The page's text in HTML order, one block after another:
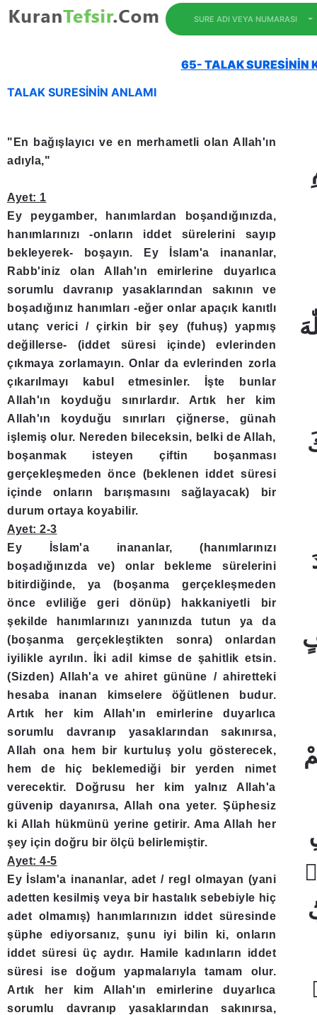
SURE ADI VEYA NUMARASI
65- TALAK SURESİNİN
TALAK SURESİNİN ANLAMI
"En bağışlayıcı ve en merhametli olan Allah'ın
adıyla,"
Ayet: 1
Ey peygamber, hanımlardan boşandığınızda,
hanımlarınızı -onların iddet sürelerini sayıp
bekleyerek- boşayın. Ey İslam'a inananlar,
Rabb'iniz olan Allah'ın emirlerine duyarlıca
sorumlu davranıp yasaklarından sakının ve
boşadığınız hanımları -eğer onlar apaçık kanıtlı
utanç verici / çirkin bir şey (fuhuş) yapmış
değillerse- (iddet süresi içinde) evlerinden
çıkmaya zorlamayın. Onlar da evlerinden zorla
çıkarılmayı kabul etmesinler. İşte bunlar
Allah'ın koyduğu sınırlardır. Artık her kim
Allah'ın koyduğu sınırları çiğnerse, günah
işlemiş olur. Nereden bileceksin, belki de Allah,
boşanmak isteyen çiftin boşanması
gerçekleşmeden önce (beklenen iddet süresi
içinde onların barışmasını sağlayacak) bir
durum ortaya koyabilir.
Ayet: 2-3
Ey İslam'a inananlar, (hanımlarınızı
boşadığınızda ve) onlar bekleme sürelerini
bitirdiğinde, ya (boşanma gerçekleşmeden
önce evliliğe geri dönüp) hakkaniyetli bir
şekilde hanımlarınızı yanınızda tutun ya da
(boşanma gerçekleştikten sonra) onlardan
iyilikle ayrılın. İki adil kimse de şahitlik etsin.
(Sizden) Allah'a ve ahiret gününe / ahiretteki
hesaba inanan kimselere öğütlenen budur.
Artık her kim Allah'ın emirlerine duyarlıca
sorumlu davranıp yasaklarından sakınırsa,
Allah ona hem bir kurtuluş yolu gösterecek,
hem de hiç beklemediği bir yerden nimet
verecektir. Doğrusu her kim yalnız Allah'a
güvenip dayanırsa, Allah ona yeter. Şüphesiz
ki Allah hükmünü yerine getirir. Ama Allah her
şey için doğru bir ölçü belirlemiştir.
Ayet: 4-5
Ey İslam'a inananlar, adet / regl olmayan (yani
adetten kesilmiş veya bir hastalık sebebiyle hiç
adet olmamış) hanımlarınızın iddet süresinde
şüphe ediyorsanız, şunu iyi bilin ki, onların
iddet süresi üç aydır. Hamile kadınların iddet
süresi ise doğum yapmalarıyla tamam olur.
Artık her kim Allah'ın emirlerine duyarlıca
sorumlu davranıp yasaklarından sakınırsa,
مَخْرَجًاۙ ﴿2﴾